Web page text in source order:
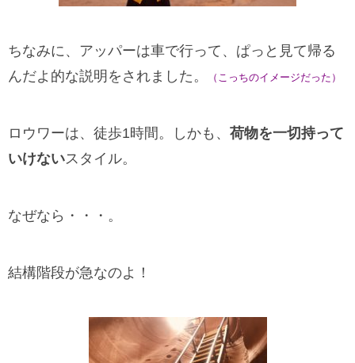
ちなみに、アッパーは車で行って、ぱっと見て帰る
んだよ的な説明をされました。
（こっちのイメージだった）
ロウワーは、徒歩1時間。しかも、 荷物を一切持って
いけないスタイル。
なぜなら・・・。
結構階段が急なのよ！